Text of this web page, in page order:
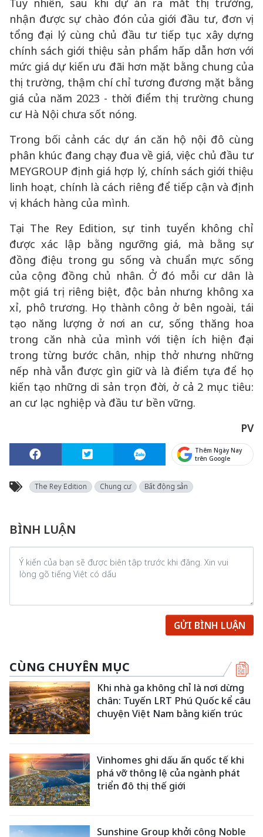
Tuy nhiên, sau khi dự án ra mắt thị trường,
nhận được sự chào đón của giới đầu tư, đơn vị
tổng đại lý cùng chủ đầu tư tiếp tục xây dựng
chính sách giới thiệu sản phẩm hấp dẫn hơn với
mức giá dự kiến ưu đãi hơn mặt bằng chung của
thị trường, thậm chí chỉ tương đương mặt bằng
giá của năm 2023 - thời điểm thị trường chung
cư Hà Nội chưa sốt nóng.
Trong bối cảnh các dự án căn hộ nội đô cùng
phân khúc đang chạy đua về giá, việc chủ đầu tư
MEYGROUP định giá hợp lý, chính sách giới thiệu
linh hoạt, chính là cách riêng để tiếp cận và định
vị khách hàng của mình.
Tại The Rey Edition, sự tinh tuyển không chỉ
được xác lập bằng ngưỡng giá, mà bằng sự
đồng điệu trong gu sống và chuẩn mực sống
của cộng đồng chủ nhân. Ở đó mỗi cư dân là
một giá trị riêng biệt, độc bản nhưng không xa
xỉ, phô trương. Họ thành công ở bên ngoài, tái
tạo năng lượng ở nơi an cư, sống thăng hoa
trong căn nhà của mình với tiện ích hiện đại
trong từng bước chân, nhịp thở nhưng những
nếp nhà vẫn được gìn giữ và là điểm tựa để họ
kiến tạo những di sản trọn đời, ở cả 2 mục tiêu:
an cư lạc nghiệp và đầu tư bền vững.
PV
Thêm Ngày Nay
trên Google
The Rey Edition Chung cư Bất động sản
BÌNH LUẬN
GỬI BÌNH LUẬN
CÙNG CHUYÊN MỤC
Khi nhà ga không chỉ là nơi dừng
chân: Tuyến LRT Phú Quốc kể câu
chuyện Việt Nam bằng kiến trúc
Vinhomes ghi dấu ấn quốc tế khi
phá vỡ thông lệ của ngành phát
triển đô thị thế giới
Sunshine Group khởi công Noble